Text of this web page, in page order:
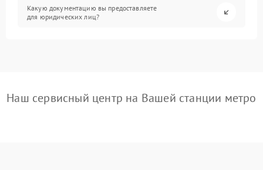
Какую документацию вы предоставляете
для юридических лиц?
Наш сервисный центр на Вашей станции метро